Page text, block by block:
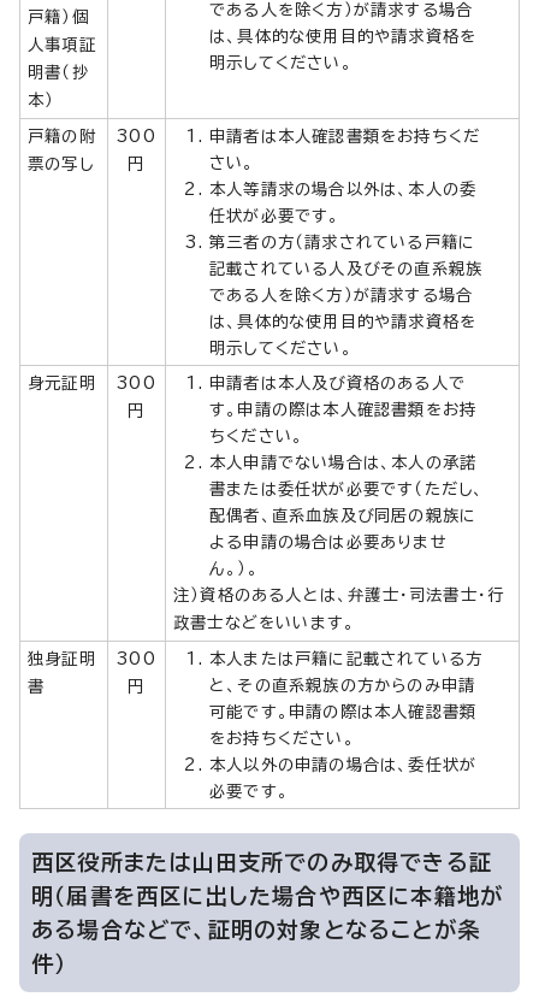
戸籍）個
人事項証
明書（抄
本）
である人を除く方）が請求する場合
は、具体的な使用目的や請求資格を
明示してください。
戸籍の附
票の写し
300
円
申請者は本人確認書類をお持ちくだ
さい。
本人等請求の場合以外は、本人の委
任状が必要です。
第三者の方（請求されている戸籍に
記載されている人及びその直系親族
である人を除く方）が請求する場合
は、具体的な使用目的や請求資格を
明示してください。
身元証明
300
円
申請者は本人及び資格のある人で
す。申請の際は本人確認書類をお持
ちください。
本人申請でない場合は、本人の承諾
書または委任状が必要です（ただし、
配偶者、直系血族及び同居の親族に
よる申請の場合は必要ありませ
ん。）。
注）資格のある人とは、弁護士・司法書士・行
政書士などをいいます。
独身証明
書
300
円
本人または戸籍に記載されている方
と、その直系親族の方からのみ申請
可能です。申請の際は本人確認書類
をお持ちください。
本人以外の申請の場合は、委任状が
必要です。
西区役所または山田支所でのみ取得できる証
明（届書を西区に出した場合や西区に本籍地が
ある場合などで、証明の対象となることが条
件）